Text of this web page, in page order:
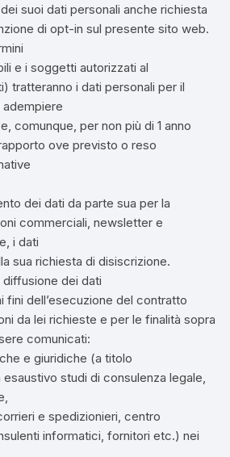
suoi dati personali anche richiesta
di opt-in sul presente sito web.
e i soggetti autorizzati al
tratteranno i dati personali per il
comunque, per non più di 1 anno
ove previsto o reso
dei dati da parte sua per la
commerciali, newsletter e
i dati
sua richiesta di disiscrizione.
dei dati
fini dell’esecuzione del contratto
da lei richieste e per le finalità sopra
comunicati:
e giuridiche (a titolo
studi di consulenza legale,
e spedizionieri, centro
informatici, fornitori etc.) nei